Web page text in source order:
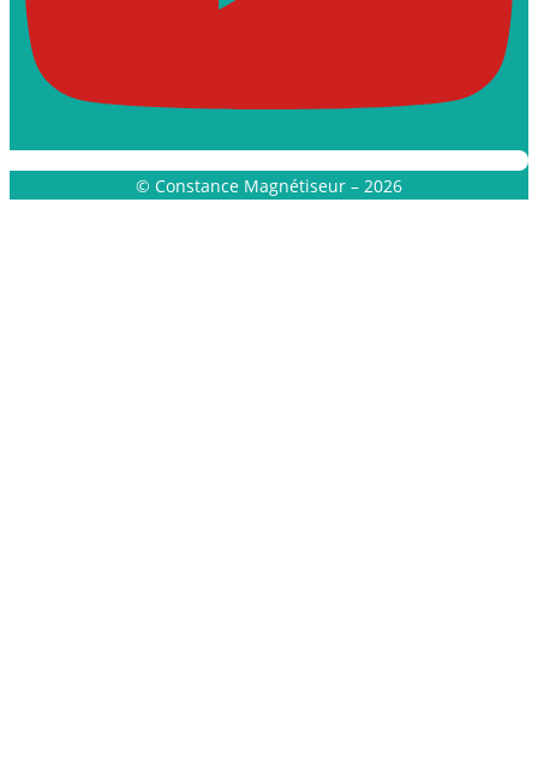
© Constance Magnétiseur – 2026